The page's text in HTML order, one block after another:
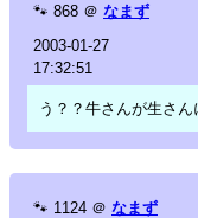
🐾 868 ＠ なまず
2003-01-27
17:32:51
う？？牛さんが生さん
🐾 1124 ＠ なまず